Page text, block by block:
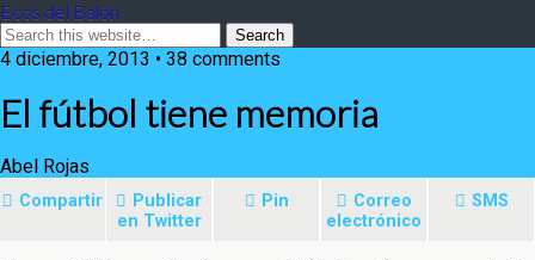
Ecos del Balón
4 diciembre, 2013 • 38 comments
El fútbol tiene memoria
Abel Rojas
Compartir
Publicar
en Twitter
Pin
Correo
electrónico
SMS